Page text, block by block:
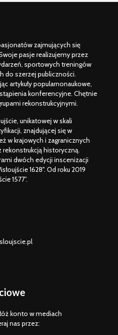
zajmujących się
pasje realizujemy przez
sportowych treningów
do szerzej publiczności.
artykuły popularnonaukowe,
konferencyjne. Chętnie
rekonstrukcyjnymi.
unikatowej w skali
znajdującej się w
w krajowych i zagranicznych
rekonstrukcją historyczną.
dwóch edycji inscenizacji
1628". Od roku 2019
1577”.
konto w mediach
nas przez:
–
1628 /
–
floty
David